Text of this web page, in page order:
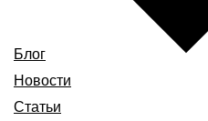
Блог
Новости
Статьи